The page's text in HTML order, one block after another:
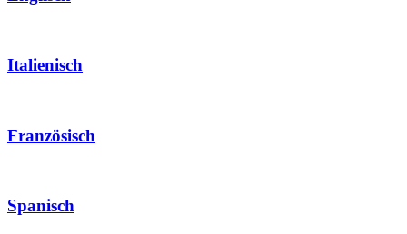
Italienisch
Französisch
Spanisch